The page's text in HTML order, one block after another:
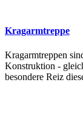
Kragarmtreppe
Kragarmtreppen
Konstruktion -
besondere Reiz